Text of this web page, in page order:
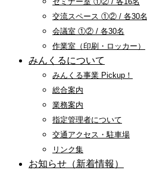
交流スペース ①② / 各30名
会議室 ①② / 各30名
作業室（印刷・ロッカー）
みんくるについて
みんくる事業 Pickup！
総合案内
業務案内
指定管理者について
交通アクセス・駐車場
リンク集
お知らせ（新着情報）